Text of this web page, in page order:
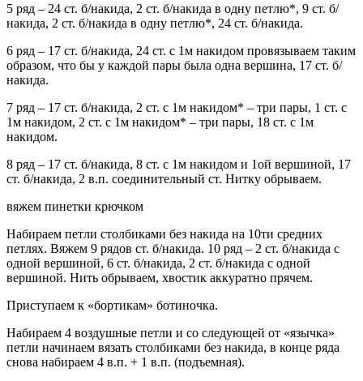
5 ряд – 24 ст. б/накида, 2 ст. б/накида в одну петлю*, 9 ст. б/
накида, 2 ст. б/накида в одну петлю*, 24 ст. б/накида.
6 ряд – 17 ст. б/накида, 24 ст. с 1м накидом провязываем таким
образом, что бы у каждой пары была одна вершина, 17 ст. б/
накида.
7 ряд – 17 ст. б/накида, 2 ст. с 1м накидом* – три пары, 1 ст. с
1м накидом, 2 ст. с 1м накидом* – три пары, 18 ст. с 1м
накидом.
8 ряд – 17 ст. б/накида, 8 ст. с 1м накидом и 1ой вершиной, 17
ст. б/накида, 2 в.п. соединительный ст. Нитку обрываем.
вяжем пинетки крючком
Набираем петли столбиками без накида на 10ти средних
петлях. Вяжем 9 рядов ст. б/накида. 10 ряд – 2 ст. б/накида c
одной вершиной, 6 ст. б/накида, 2 ст. б/накида с одной
вершиной. Нить обрываем, хвостик аккуратно прячем.
Приступаем к «бортикам» ботиночка.
Набираем 4 воздушные петли и со следующей от «язычка»
петли начинаем вязать столбиками без накида, в конце ряда
снова набираем 4 в.п. + 1 в.п. (подъемная).